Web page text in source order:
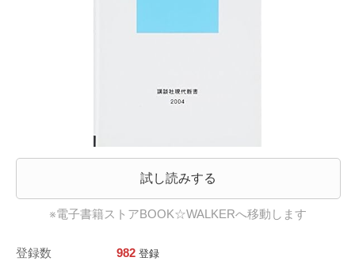
試し読みする
※電子書籍ストアBOOK☆WALKERへ移動します
登録数 982 登録